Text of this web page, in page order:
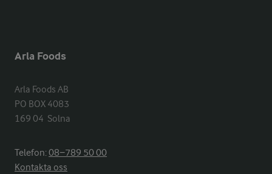
Arla Foods
Arla Foods AB
PO BOX 4083
169 04  Solna
Telefon:08−789 50 00
Kontakta oss